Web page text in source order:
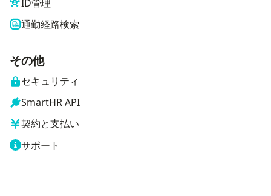
ID管理
通勤経路検索
その他
セキュリティ
SmartHR API
契約と支払い
サポート